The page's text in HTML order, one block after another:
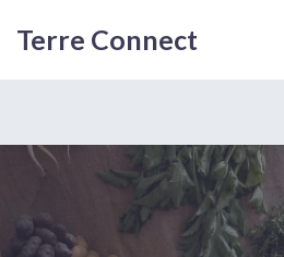
Terre Connect